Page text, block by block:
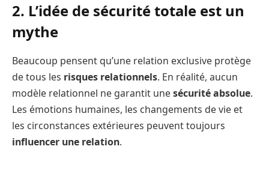
2. L’idée de sécurité totale est un
mythe
Beaucoup pensent qu’une relation exclusive protège
de tous les risques relationnels. En réalité, aucun
modèle relationnel ne garantit unesécurité absolue.
Les émotions humaines, les changements de vie et
les circonstances extérieures peuvent toujours
influencer une relation.